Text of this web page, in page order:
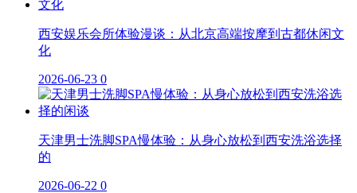
西安娱乐会所体验漫谈：从北京高端按摩到古都休闲文
化
2026-06-23 0
天津男士洗脚SPA慢体验：从身心放松到西安洗浴选择
的
2026-06-22 0